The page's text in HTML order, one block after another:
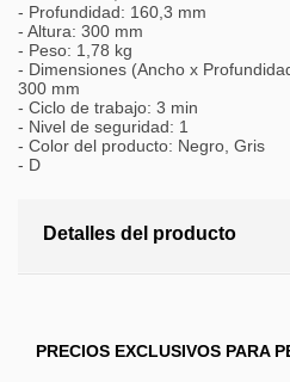
- Profundidad: 160,3 mm
- Altura: 300 mm
- Peso: 1,78 kg
- Dimensiones (Ancho x
300 mm
- Ciclo de trabajo: 3 min
- Nivel de seguridad: 1
- Color del producto: Negro, Gris
- D
Detalles del producto
PRECIOS EXCLUSIVOS PARA